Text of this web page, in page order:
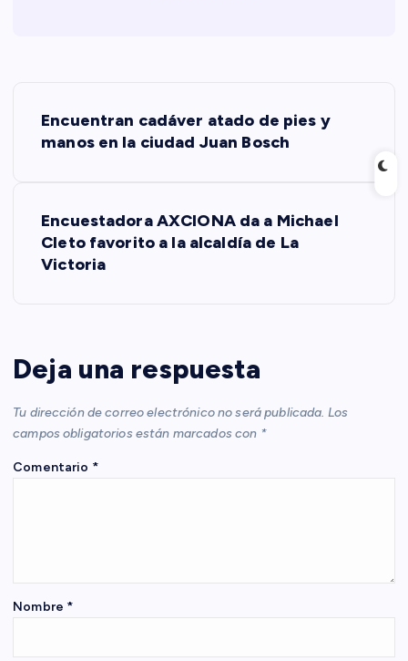
c
i
ó
e
Encuentran cadáver atado de pies y
manos en la ciudad Juan Bosch
Encuestadora AXCIONA da a Michael
Cleto favorito a la alcaldía de La
Victoria
Deja una respuesta
Tu dirección de correo electrónico no será publicada. Los
campos obligatorios están marcados con *
Comentario *
Nombre *